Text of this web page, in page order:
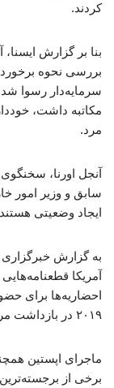
کردند.
بنا بر گزارش ایسنا،
بررسی نحوه
سرمایه‌دار رسوا
مکاتبه داشت،
مرد.
آنجل اورنا،
سابق و وزیر امور
ایجاد وضعیتی
به گزارش خبرگزاری
آمریکا
احضاریه‌ها برای
۲۰۱۹ در بازداشت مرد، متهم می‌کند.
ماجرای اپستین
برخی از